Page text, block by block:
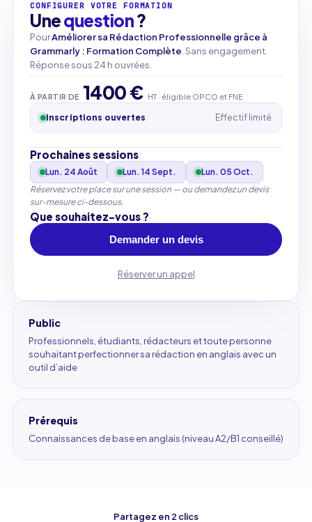
CONFIGURER VOTRE FORMATION
Unequestion?
PourAméliorer sa Rédaction Professionnelle grâce à
Grammarly : Formation Complète . Sans engagement.
Réponse sous 24 h ouvrées.
À PARTIR DE 1400 € HT · éligible OPCO et FNE
Inscriptions ouvertes Effectif limité
Prochaines sessions
Lun. 24 Août Lun. 14 Sept.
Lun. 05 Oct.
Réservez votre place sur une session — ou demandez un devis
sur-mesure ci-dessous.
Que souhaitez-vous ?
Demander un devis
Réserver un appel
Public
Professionnels, étudiants, rédacteurs et toute personne
souhaitant perfectionner sa rédaction en anglais avec un
outil d’aide
Prérequis
Connaissances de base en anglais (niveau A2/B1 conseillé)
Partagez en 2 clics